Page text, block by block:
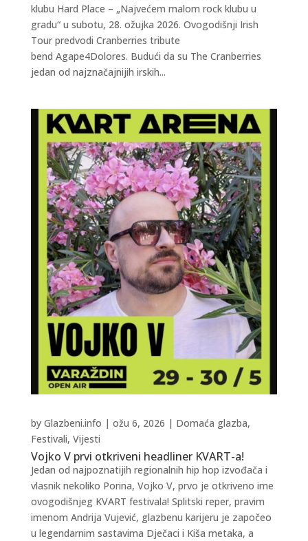
klubu Hard Place – „Najvećem malom rock klubu u
gradu“ u subotu, 28. ožujka 2026. Ovogodišnji Irish
Tour predvodi Cranberries tribute
bend Agape4Dolores. Budući da su The Cranberries
jedan od najznačajnijih irskih...
Vojko V prvi otkriveni headliner KVART-a!
by Glazbeni.info | ožu 6, 2026 | Domaća glazba,
Festivali, Vijesti
Jedan od najpoznatijih regionalnih hip hop izvođača i
vlasnik nekoliko Porina, Vojko V, prvo je otkriveno ime
ovogodišnjeg KVART festivala! Splitski reper, pravim
imenom Andrija Vujević, glazbenu karijeru je započeo
u legendarnim sastavima Dječaci i Kiša metaka, a